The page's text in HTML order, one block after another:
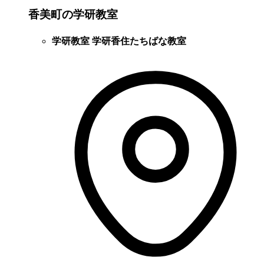
香美町の学研教室
学研教室 学研香住たちばな教室